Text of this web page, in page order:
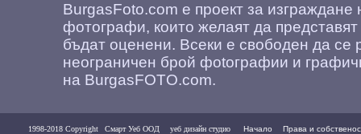
BurgasFoto.com е проект за
фотографи, които желаят да
бъдат оценени. Всеки е свободен да се
неограничен брой фоtографии и
на BurgasFOTO.com.
1998-2018 Copyright Смарт Уеб ООД уеб дизайн студио Начало Права и